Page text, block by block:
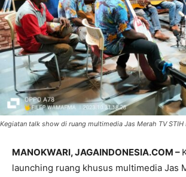
Kegiatan talk show di ruang multimedia Jas Merah TV STIH
MANOKWARI, JAGAINDONESIA.COM –
launching ruang khusus multimedia Jas